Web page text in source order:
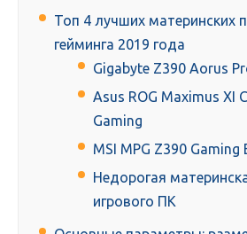
Топ 4 лучших материнских
гейминга 2019 года
Gigabyte Z390 Aorus
Asus ROG Maximus XI
Gaming
MSI MPG Z390 Gaming
Недорогая
игрового ПК